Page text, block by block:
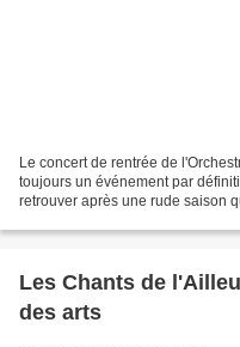
Le concert de rentrée de
toujours un événement par
retrouver après une rude saison
Les Chants de
des arts